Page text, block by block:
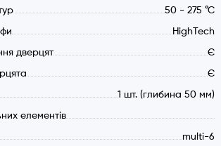
приготування
для деко
2650 Вт.
50 - 275 °С
HighTech
дверцят Є
Є
1 шт. (глибина 50 мм)
елементів
multi-6